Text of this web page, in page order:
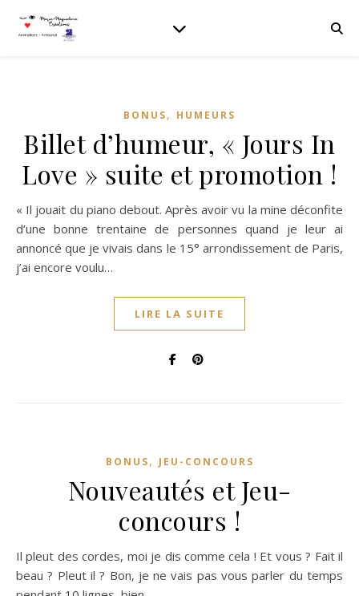
BONUS, HUMEURS
Billet d’humeur, « Jours In
Love » suite et promotion !
« Il jouait du piano debout. Après avoir vu la mine déconfite
d’une bonne trentaine de personnes quand je leur ai
annoncé que je vivais dans le 15° arrondissement de Paris,
j’ai encore voulu…
LIRE LA SUITE
BONUS, JEU-CONCOURS
Nouveautés et Jeu-
concours !
Il pleut des cordes, moi je dis comme cela ! Et vous ? Fait il
beau ? Pleut il ? Bon, je ne vais pas vous parler du temps